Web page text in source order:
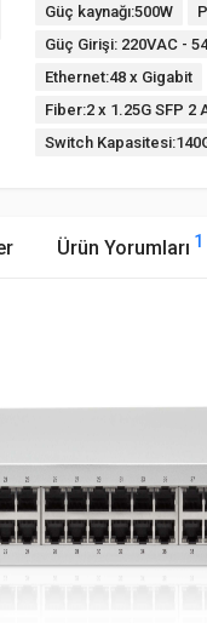
Güç kaynağı:500W
Güç Girişi: 220VAC -
Ethernet:48 x Gigabit
Fiber:2 x 1.25G SFP 2
Switch
Ürün Yorumları 1